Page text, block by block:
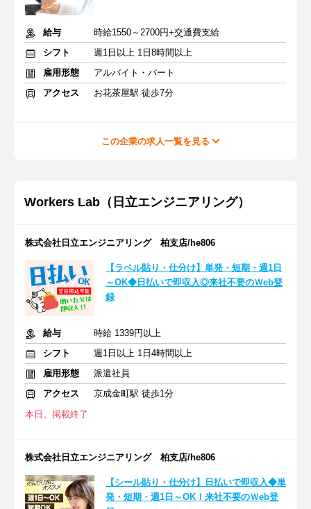
給与
時給1550～2700円+交通費支給
シフト
週1日以上 1日8時間以上
雇用形態
アルバイト・パート
アクセス
お花茶屋駅 徒歩7分
この企業の求人一覧を見る
Workers Lab（日立エンジニアリング）
株式会社日立エンジニアリング 柏支店/he806
【ラベル貼り・仕分け】単発・短期・週1日
～OK◆日払いで即収入◎来社不要のＷeb登
録
給与
時給 1339円以上
シフト
週1日以上 1日4時間以上
雇用形態
派遣社員
アクセス
京成金町駅 徒歩1分
本日、掲載終了
株式会社日立エンジニアリング 柏支店/he806
【シール貼り・仕分け】日払いで即収入◆単
発・短期・週1日～OK！来社不要のＷeb登